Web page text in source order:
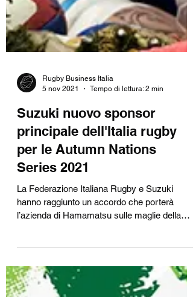
Rugby Business Italia
5 nov 2021
Tempo di lettura: 2 min
Suzuki nuovo sponsor
principale dell'Italia rugby
per le Autumn Nations
La Federazione Italiana Rugby e Suzuki
hanno raggiunto un accordo che porterà
l’azienda di Hamamatsu sulle maglie della
Squadra Nazionale...